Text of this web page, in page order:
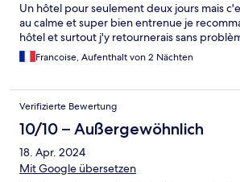
Un hôtel pour seulement deux jours mais
au calme et super bien entrenue je
hôtel et surtout j'y retournerais sans
Francoise, Aufenthalt von 2 Nächten
Verifizierte Bewertung
10/10 – Außergewöhnlich
18. Apr. 2024
Mit Google übersetzen